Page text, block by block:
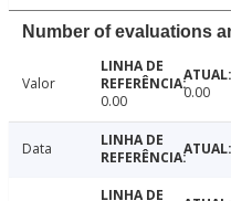
Number of evaluations
Valor
0.00
0.00
Data